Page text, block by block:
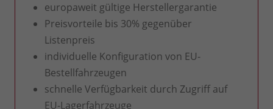
europaweit gültige Herstellergarantie
Preisvorteile bis 30% gegenüber
Listenpreis
individuelle Konfiguration von EU-
Bestellfahrzeugen
schnelle Verfügbarkeit durch Zugriff auf
EU-Lagerfahrzeuge